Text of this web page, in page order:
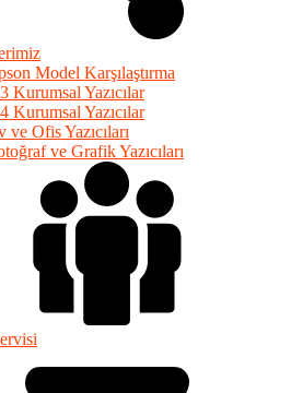
Model Karşılaştırma
Kurumsal Yazıcılar
Kurumsal Yazıcılar
ve Ofis Yazıcıları
ve Grafik Yazıcıları